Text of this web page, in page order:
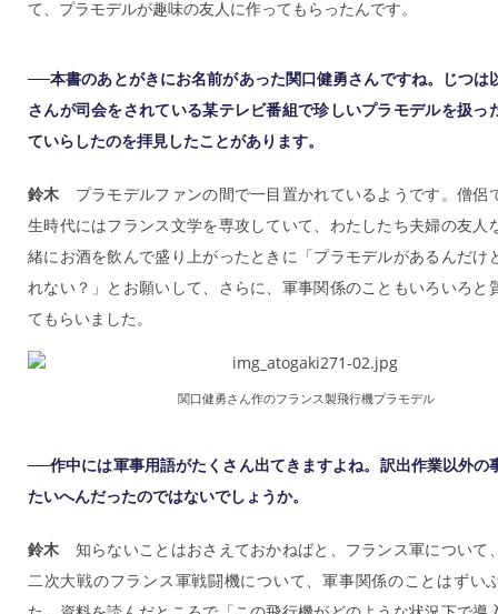
て、プラモデルが趣味の友人に作ってもらったんです。
──本書のあとがきにお名前があった関口健勇さんですね。じつは
さんが司会をされている某テレビ番組で珍しいプラモデルを扱っ
ていらしたのを拝見したことがあります。
鈴木 プラモデルファンの間で一目置かれているようです。僧侶
生時代にはフランス文学を専攻していて、わたしたち夫婦の友人
緒にお酒を飲んで盛り上がったときに「プラモデルがあるんだけ
れない？」とお願いして、さらに、軍事関係のこともいろいろと
てもらいました。
関口健勇さん作のフランス製飛行機プラモデル
──作中には軍事用語がたくさん出てきますよね。訳出作業以外の
たいへんだったのではないでしょうか。
鈴木 知らないことはおさえておかねばと、フランス軍について
二次大戦のフランス軍戦闘機について、軍事関係のことはずい